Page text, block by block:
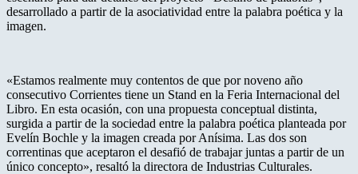
desarrollado a partir de la asociatividad entre la palabra poética y la
imagen.
«Estamos realmente muy contentos de que por noveno año
consecutivo Corrientes tiene un Stand en la Feria Internacional del
Libro. En esta ocasión, con una propuesta conceptual distinta,
surgida a partir de la sociedad entre la palabra poética planteada por
Evelín Bochle y la imagen creada por Anísima. Las dos son
correntinas que aceptaron el desafió de trabajar juntas a partir de un
único concepto», resaltó la directora de Industrias Culturales.